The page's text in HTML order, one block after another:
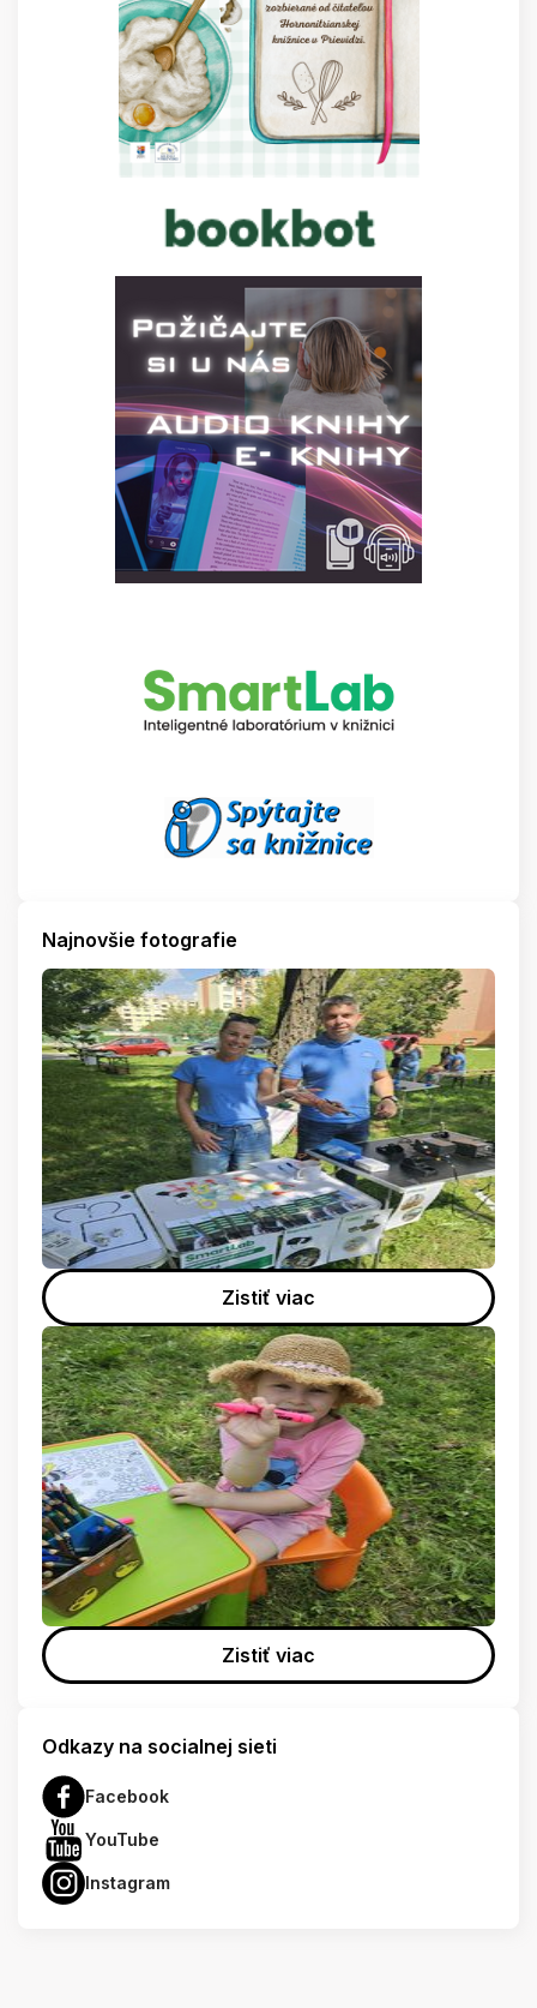
Najnovšie fotografie
Zistiť viac
Zistiť viac
Odkazy na socialnej sieti
Facebook
YouTube
Instagram